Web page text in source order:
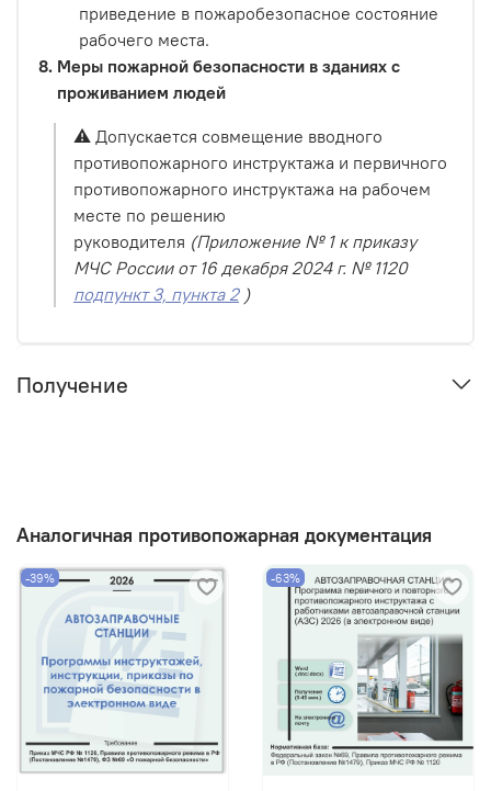
приведение в пожаробезопасное состояние
рабочего места.
Меры пожарной безопасности в зданиях с
проживанием людей
⚠️ Допускается совмещение вводного
противопожарного инструктажа и первичного
противопожарного инструктажа на рабочем
месте по решению
руководителя (Приложение № 1 к приказу
МЧС России от 16 декабря 2024 г. № 1120
подпункт 3, пункта 2)
Получение
Аналогичная противопожарная документация
-39% -63%